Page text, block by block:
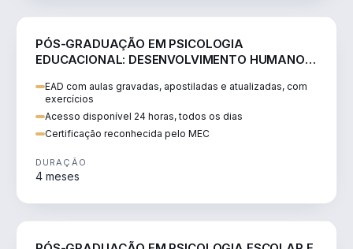
PÓS-GRADUAÇÃO EM PSICOLOGIA
EDUCACIONAL: DESENVOLVIMENTO HUMANO E
EAD com aulas gravadas, apostiladas e atualizadas, com
exercícios
Acesso disponível 24 horas, todos os dias
Certificação reconhecida pelo MEC
DURAÇÃO
4 meses